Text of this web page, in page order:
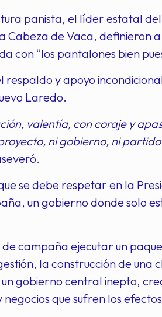
panista, el líder estatal
Cabeza de Vaca, definieron
con “los pantalones bien
y apoyo
Laredo.
valentía, con coraje y
ni gobierno, ni
se debe respetar en la
un gobierno donde solo
de campaña ejecutar un
la construcción de una
gobierno central inepto,
que sufren los